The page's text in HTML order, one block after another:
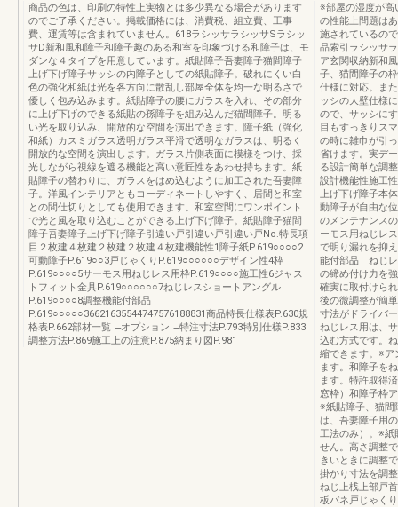
商品の色は、印刷の特性上実物とは多少異なる場合があります
のでご了承ください。掲載価格には、消費税、組立費、工事
費、運賃等は含まれていません。618ラシッサラシッサSラシッ
サD新和風和障子和障子趣のある和室を印象づける和障子は、モ
ダンな４タイプを用意しています。紙貼障子吾妻障子猫間障子
上げ下げ障子サッシの内障子としての紙貼障子。破れにくい白
色の強化和紙は光を各方向に散乱し部屋全体を均一な明るさで
優しく包み込みます。紙貼障子の腰にガラスを入れ、その部分
に上げ下げのできる紙貼の孫障子を組み込んだ猫間障子。明る
い光を取り込み、開放的な空間を演出できます。障子紙（強化
和紙）カスミガラス透明ガラス平滑で透明なガラスは、明るく
開放的な空間を演出します。ガラス片側表面に模様をつけ、採
光しながら視線を遮る機能と高い意匠性をあわせ持ちます。紙
貼障子の替わりに、ガラスをはめ込むように加工された吾妻障
子。洋風インテリアともコーディネートしやすく、居間と和室
との間仕切りとしても使用できます。和室空間にワンポイント
で光と風を取り込むことができる上げ下げ障子。紙貼障子猫間
障子吾妻障子上げ下げ障子引違い戸引違い戸引違い戸No.特長項
目２枚建４枚建２枚建２枚建４枚建機能性1障子紙P.619○○○○2
可動障子P.619○○3戸じゃくりP.619○○○○○○デザイン性4枠
P.619○○○○5サーモス用ねじレス用枠P.619○○○○施工性6ジャス
トフィット金具P.619○○○○○○7ねじレスショートアングル
P.619○○○○8調整機能付部品
P.619○○○○○36621635544747576188831商品特長仕様表P.630規
格表P.662部材一覧 ̶オプション ̶特注寸法P.793特別仕様P.833
調整方法P.869施工上の注意P.875納まり図P.981
※部屋の湿度が
の性能上問題は
施されているの
品索引ラシッサ
ア玄関収納新和
子、猫間障子の
仕様に対応。ま
ッシの大壁仕様
ので、サッシに
目もすっきりス
の時に雑巾が引
省けます。実デ
る設計簡単な調
設計機能性施工
上げ下げ障子本
動障子が自由な
のメンテナンス
ーモス用ねじレ
で明り漏れを抑
能付部品 ねじレ
の締め付け力を
確実に取付けら
後の微調整が簡
寸法がドライバ
ねじレス用は、
込む方式です。
縮できます。※ア
ます。和障子を
ます。特許取得
窓枠）和障子枠
※紙貼障子、猫間
は、吾妻障子用
工法のみ）。※紙
せん。高さ調整
きいときに調整
掛かり寸法を調
ねじ上桟上部戸
板バネ戸じゃくり